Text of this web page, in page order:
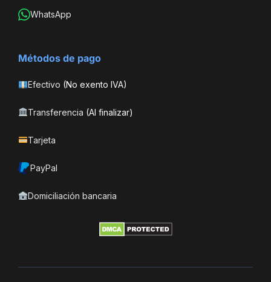
WhatsApp
Métodos de pago
Efectivo (No exento IVA)
Transferencia (Al finalizar)
Tarjeta
PayPal
Domiciliación bancaria